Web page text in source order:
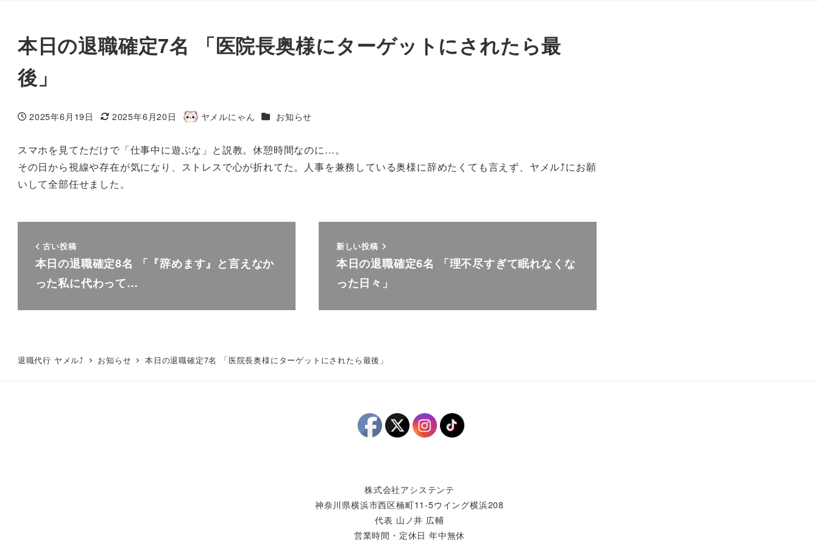
本日の退職確定7名 「医院長奥様にターゲットにされたら最
後」
投稿日
2025年6月19日
更新日
2025年6月20日
著
ヤメルにゃん カテゴリー
お知らせ
スマホを見てただけで「仕事中に遊ぶな」と説教。休憩時間なのに…。
その日から視線や存在が気になり、ストレスで心が折れてた。人事を兼務している奥様に辞めたくても言えず、ヤメル⤴にお願
いして全部任せました。
古い投稿
本日の退職確定8名 「『辞めます』と言えなか
った私に代わって…
新しい投稿
本日の退職確定6名 「理不尽すぎて眠れなくな
った日々」
退職代行 ヤメル⤴ お知らせ 本日の退職確定7名 「医院長奥様にターゲットにされたら最後」
株式会社アシステンテ
神奈川県横浜市西区楠町11-5ウイング横浜208
代表 山ノ井 広輔
営業時間・定休日 年中無休